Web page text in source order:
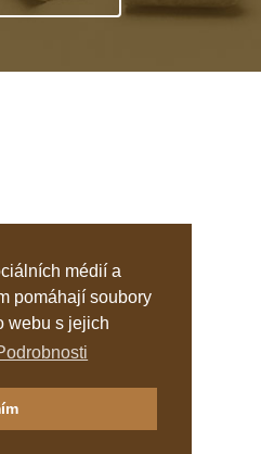
médií a
pomáhají soubory
webu s jejich
peleta
topenářů